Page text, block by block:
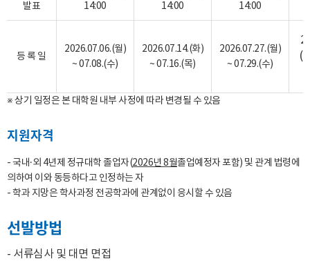
발표
14:00
14:00
14:00
등 록 일
2026.07.06.(월)
~ 07.08.(수)
2026.07.14.(화)
~ 07.16.(목)
2026.07.27.(월)
~ 07.29.(수)
(
※ 상기 일정은 본 대학원 내부 사정에 따라 변경될 수 있음
지원자격
- 국내·외 4년제 정규대학 졸업자(2026년 8월졸업예정자 포함) 및 관계 법령에
의하여 이와 동등하다고 인정하는 자
- 학과 지망은 학사과정 전공학과에 관계없이 응시할 수 있음
선발방법
- 서류심사 및 대면 면접